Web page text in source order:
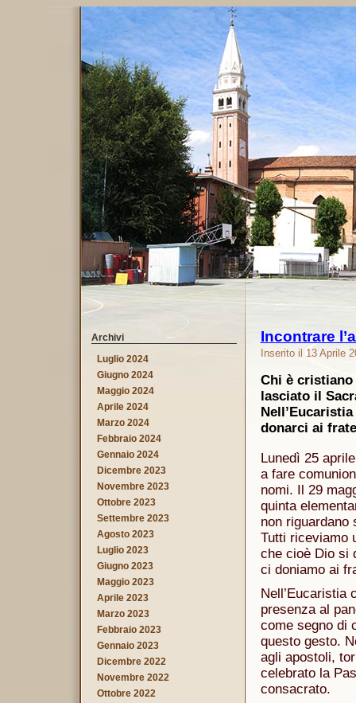
Incontrare
Inserito il 13 Aprile
Chi è cristiano
lasciato il
donarci ai
Lunedì 25
a fare
nomi. Il 29
quinta
non
Tutti riceviamo
che cioè Dio si
ci doniamo ai
Nell’Eucaristia
presenza al
come segno di
questo gesto.
agli apostoli,
celebrato la
consacrato.
Archivi
Luglio 2024
Giugno 2024
Maggio 2024
Aprile 2024
Marzo 2024
Febbraio 2024
Gennaio 2024
Dicembre 2023
Novembre 2023
Ottobre 2023
Settembre 2023
Agosto 2023
Luglio 2023
Giugno 2023
Maggio 2023
Aprile 2023
Marzo 2023
Febbraio 2023
Gennaio 2023
Dicembre 2022
Novembre 2022
Ottobre 2022